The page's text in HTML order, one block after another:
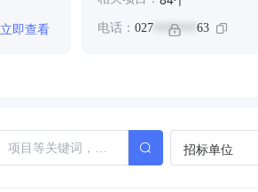
立即查看 电话： 027 ******* 63
招标单位